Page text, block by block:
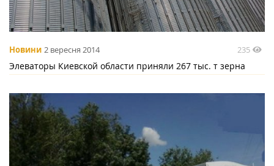
Новини 2 вересня 2014 235
Элеваторы Киевской области приняли 267 тыс. т зерна